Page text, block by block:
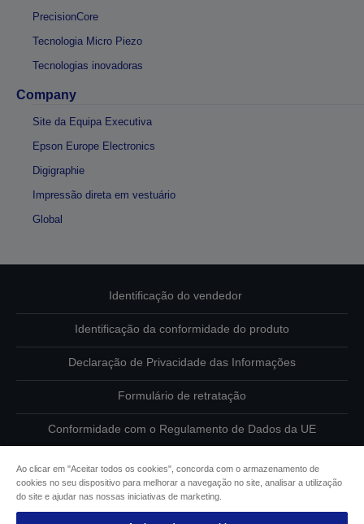
PrecisionCore
Tecnologia Micro Piezo
Tecnologias inovadoras
Company
Site da Equipa Executiva
Epson Europe Electronics
Digigraphie
Impressão direta em vestuário
Global
Identificação do vendedor
Identificação da conformidade do produto
Declaração de Privacidade das Informações
Formulário de retratação
Conformidade com o Regulamento de Dados da UE
Informações sobre cookies
Ao clicar em "Aceitar todos os cookies", concorda com o armazenamento de
cookies no seu dispositivo para melhorar a navegação no site, analisar a utilização
do site e ajudar nas nossas iniciativas de marketing.